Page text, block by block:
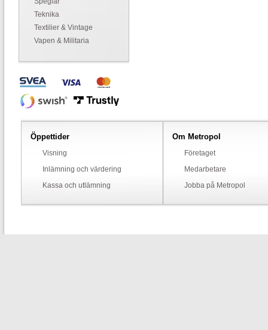
Teknika
Textilier & Vintage
Vapen & Militaria
Öppettider
Visning
Inlämning och värdering
Kassa och utlämning
Om Metropol
Företaget
Medarbetare
Jobba på Metropol